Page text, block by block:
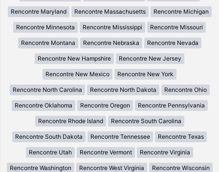
Rencontre Maryland Rencontre Massachusetts Rencontre Michigan
Rencontre Minnesota Rencontre Mississippi Rencontre Missouri
Rencontre Montana Rencontre Nebraska Rencontre Nevada
Rencontre New Hampshire Rencontre New Jersey
Rencontre New Mexico Rencontre New York
Rencontre North Carolina Rencontre North Dakota Rencontre Ohio
Rencontre Oklahoma Rencontre Oregon Rencontre Pennsylvania
Rencontre Rhode Island Rencontre South Carolina
Rencontre South Dakota Rencontre Tennessee Rencontre Texas
Rencontre Utah Rencontre Vermont Rencontre Virginia
Rencontre Washington Rencontre West Virginia Rencontre Wisconsin